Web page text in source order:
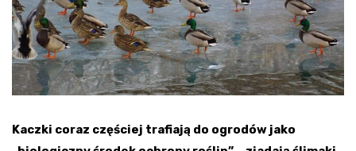
Kaczki coraz częściej trafiają do ogrodów jako